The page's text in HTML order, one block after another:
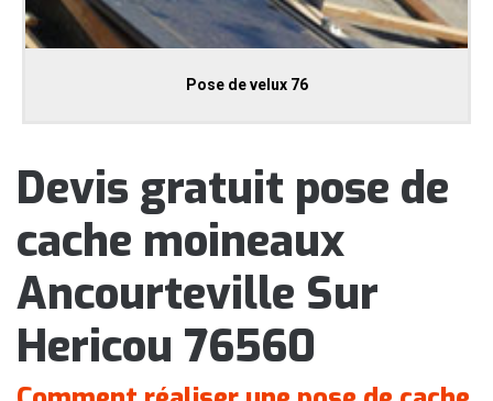
Pose de velux 76
Devis gratuit pose de
cache moineaux
Ancourteville Sur
Hericou 76560